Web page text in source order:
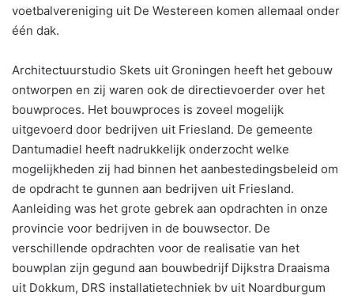
voetbalvereniging uit De Westereen komen allemaal onder
één dak.
Architectuurstudio Skets uit Groningen heeft het gebouw
ontworpen en zij waren ook de directievoerder over het
bouwproces. Het bouwproces is zoveel mogelijk
uitgevoerd door bedrijven uit Friesland. De gemeente
Dantumadiel heeft nadrukkelijk onderzocht welke
mogelijkheden zij had binnen het aanbestedingsbeleid om
de opdracht te gunnen aan bedrijven uit Friesland.
Aanleiding was het grote gebrek aan opdrachten in onze
provincie voor bedrijven in de bouwsector. De
verschillende opdrachten voor de realisatie van het
bouwplan zijn gegund aan bouwbedrijf Dijkstra Draaisma
uit Dokkum, DRS installatietechniek bv uit Noardburgum